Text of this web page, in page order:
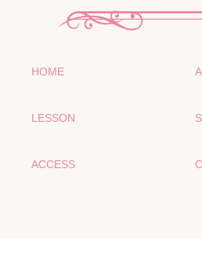
HOME
LESSON
ACCESS